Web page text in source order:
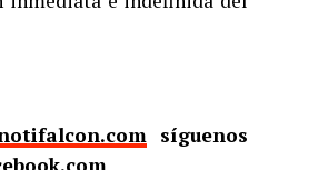
síguenos